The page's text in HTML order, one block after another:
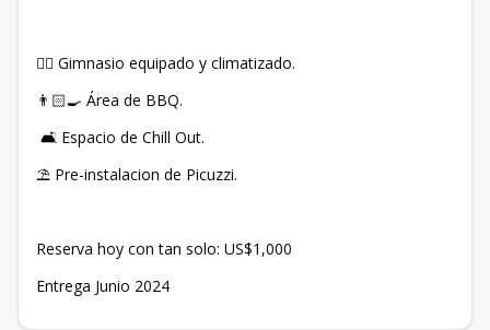
🏋🏻 Gimnasio equipado y climatizado.
👨🏻‍🍳 Área de BBQ.
🛋️ Espacio de Chill Out.
⛱️ Pre-instalacion de Picuzzi.
Reserva hoy con tan solo: US$1,000
Entrega Junio 2024